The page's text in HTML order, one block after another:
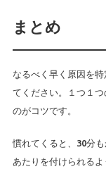
まとめ
なるべく早く原因を
てください。１つ１
のがコツです。
慣れてくると、30分
あたりを付けられるよ